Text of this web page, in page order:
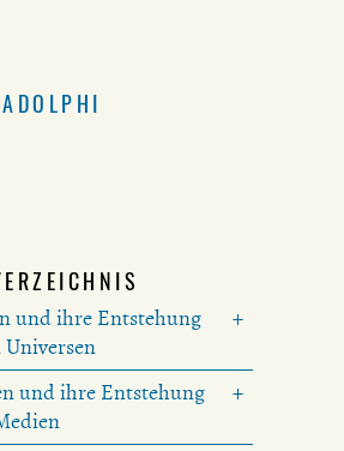
und ihre Entstehung
und ihre Entstehung